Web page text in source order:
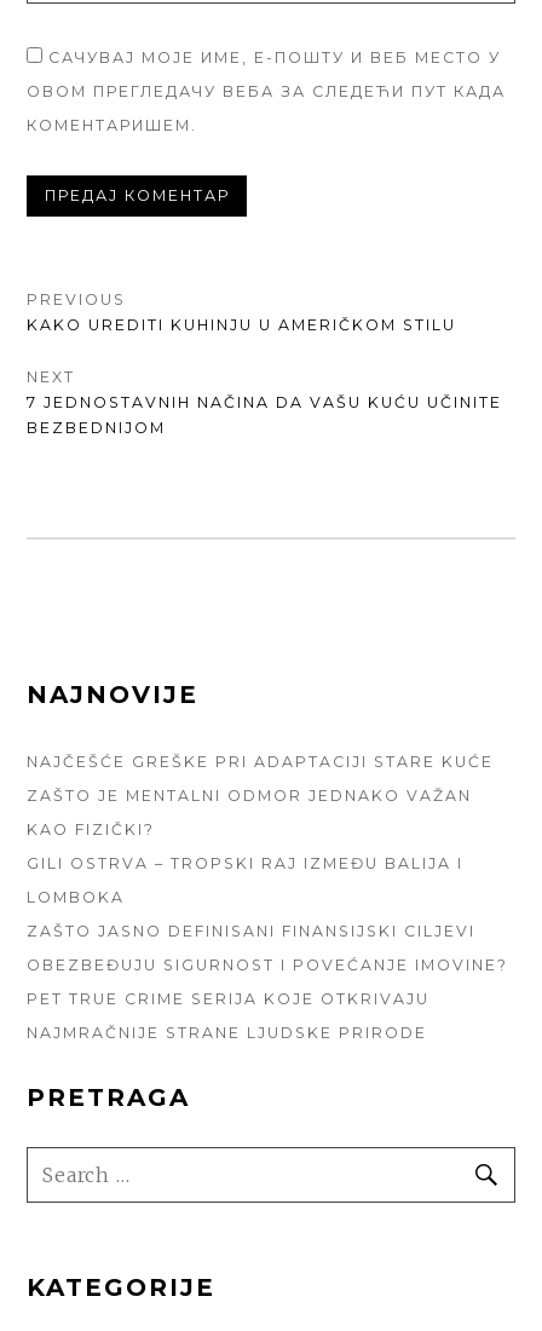
САЧУВАЈ МОЈЕ ИМЕ, Е-ПОШТУ И ВЕБ МЕСТО У
ОВОМ ПРЕГЛЕДАЧУ ВЕБА ЗА СЛЕДЕЋИ ПУТ КАДА
КОМЕНТАРИШЕМ.
КРЕТАЊЕ
ЧЛАНКА
PREVIOUS
PREVIOUS
KAKO UREDITI KUHINJU U AMERIČKOM STILU
NEXT
NEXT
POST:
7 JEDNOSTAVNIH NAČINA DA VAŠU KUĆU UČINITE
BEZBEDNIJOM
FOOTER
NAJNOVIJE
NAJČEŠĆE GREŠKE PRI ADAPTACIJI STARE KUĆE
ZAŠTO JE MENTALNI ODMOR JEDNAKO VAŽAN
KAO FIZIČKI?
GILI OSTRVA – TROPSKI RAJ IZMEĐU BALIJA I
LOMBOKA
ZAŠTO JASNO DEFINISANI FINANSIJSKI CILJEVI
OBEZBEĐUJU SIGURNOST I POVEĆANJE IMOVINE?
PET TRUE CRIME SERIJA KOJE OTKRIVAJU
NAJMRAČNIJE STRANE LJUDSKE PRIRODE
PRETRAGA
SEARCH
FOR:
KATEGORIJE